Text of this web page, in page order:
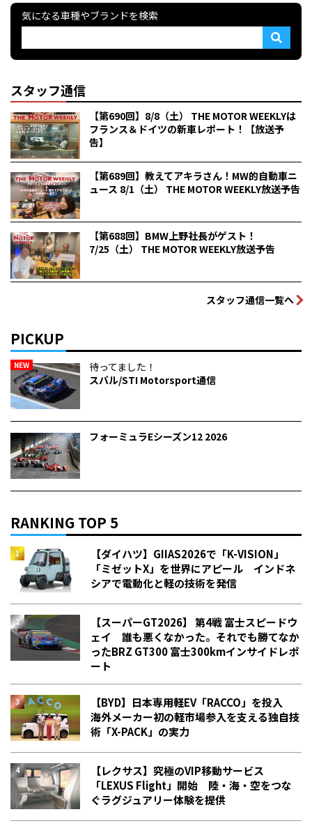
気になる車種やブランドを検索
スタッフ通信
【第690回】8/8（土） THE MOTOR WEEKLYは
フランス＆ドイツの新車レポート！【放送予
告】
【第689回】教えてアキラさん！MW的自動車ニ
ュース 8/1（土） THE MOTOR WEEKLY放送予告
【第688回】BMW上野社長がゲスト！
7/25（土） THE MOTOR WEEKLY放送予告
スタッフ通信一覧へ
PICKUP
NEW
待ってました！
スバル/STI Motorsport通信
フォーミュラEシーズン12 2026
RANKING TOP 5
【ダイハツ】GIIAS2026で「K-VISION」
「ミゼットX」を世界にアピール インドネ
シアで電動化と軽の技術を発信
【スーパーGT2026】 第4戦 富士スピードウ
ェイ 誰も悪くなかった。それでも勝てなか
った――BRZ GT300 富士300kmインサイドレポ
ート
【BYD】日本専用軽EV「RACCO」を投入
海外メーカー初の軽市場参入を支える独自技
術「X-PACK」の実力
【レクサス】究極のVIP移動サービス
「LEXUS Flight」開始 陸・海・空をつな
ぐラグジュアリー体験を提供